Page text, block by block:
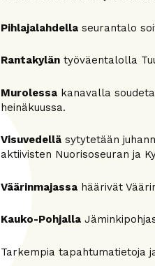
Pihlajalahdella seurantalo
Rantakylän työväentalolla
Murolessa kanavalla
heinäkuussa.
Visuvedellä sytytetään
aktiivisten Nuorisoseuran ja
Väärinmajassa häärivät
Kauko-Pohjalla
Tarkempia tapahtumatietoja